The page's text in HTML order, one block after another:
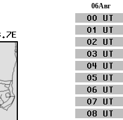
06Aвг